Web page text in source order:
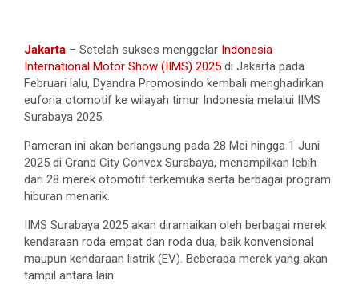
Jakarta – Setelah sukses menggelar Indonesia
International Motor Show (IIMS) 2025 di Jakarta pada
Februari lalu, Dyandra Promosindo kembali menghadirkan
euforia otomotif ke wilayah timur Indonesia melalui IIMS
Surabaya 2025.
Pameran ini akan berlangsung pada 28 Mei hingga 1 Juni
2025 di Grand City Convex Surabaya, menampilkan lebih
dari 28 merek otomotif terkemuka serta berbagai program
hiburan menarik.
IIMS Surabaya 2025 akan diramaikan oleh berbagai merek
kendaraan roda empat dan roda dua, baik konvensional
maupun kendaraan listrik (EV). Beberapa merek yang akan
tampil antara lain: